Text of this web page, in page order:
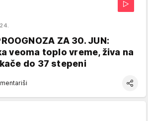
ZA 30. JUN:
veoma toplo vreme, živa na
do 37 stepeni